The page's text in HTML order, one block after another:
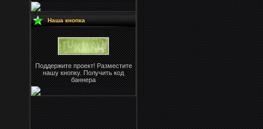
Наша кнопка
Поддержите проект! Разместите
нашу кнопку. Получить код
баннера